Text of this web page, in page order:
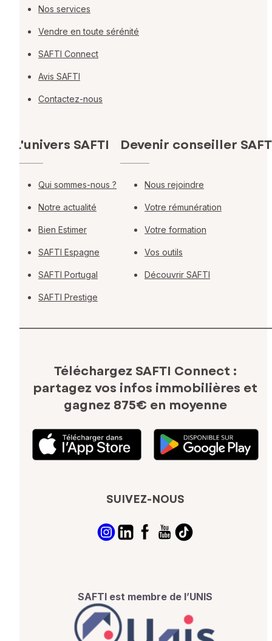
Nos services
Vendre en toute sérénité
SAFTI Connect
Avis SAFTI
Contactez-nous
L'univers SAFTI
Qui sommes-nous ?
Notre actualité
Bien Estimer
SAFTI Espagne
SAFTI Portugal
SAFTI Prestige
Devenir conseiller
Nous rejoindre
Votre rémunération
Votre formation
Vos outils
Découvrir SAFTI
Téléchargez SAFTI Connect :
partagez vos infos immobilières et
gagnez 875€ en moyenne
SUIVEZ-NOUS
SAFTI est membre de l’UNIS